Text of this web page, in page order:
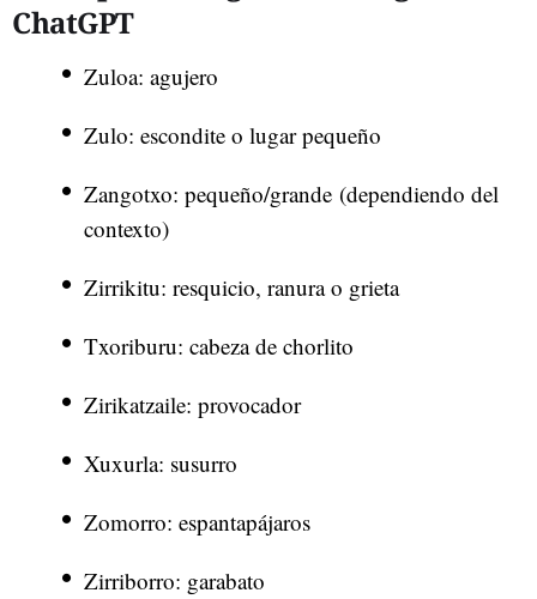
ChatGPT
Zuloa: agujero
Zulo: escondite o lugar pequeño
Zangotxo: pequeño/grande (dependiendo del
contexto)
Zirrikitu: resquicio, ranura o grieta
Txoriburu: cabeza de chorlito
Zirikatzaile: provocador
Xuxurla: susurro
Zomorro: espantapájaros
Zirriborro: garabato